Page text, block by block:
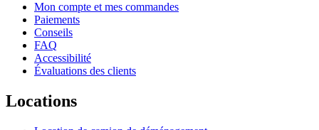
Mon compte et mes commandes
Paiements
Conseils
FAQ
Accessibilité
Évaluations des clients
Locations